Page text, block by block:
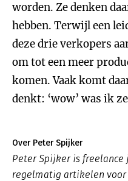
worden. Ze denken
hebben. Terwijl een
deze drie verkopers
om tot een meer
komen. Vaak komt
denkt: ‘wow’ was ik
Over Peter Spijker
Peter Spijker is
regelmatig artikelen voor